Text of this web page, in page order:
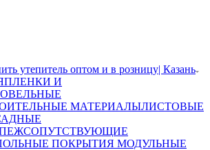
утепитель оптом и в розницу| Казань
ПЛЕНКИ И
МАТЕРИАЛЫЛИСТОВЫЕ
СОПУТСТВУЮЩИЕ
ПОКРЫТИЯ МОДУЛЬНЫЕ